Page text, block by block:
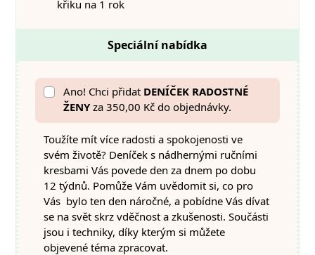
křiku na 1 rok
Speciální nabídka
Ano! Chci přidat DENÍČEK RADOSTNÉ
ŽENYza 350,00 Kč do objednávky.
Toužíte mít více radosti a spokojenosti ve
svém životě? Deníček s nádhernými ručními
kresbami Vás povede den za dnem po dobu
12 týdnů. Pomůže Vám uvědomit si, co pro
Vás bylo ten den náročné, a pobídne Vás dívat
se na svět skrz vděčnost a zkušenosti. Součásti
jsou i techniky, díky kterým si můžete
objevené téma zpracovat.